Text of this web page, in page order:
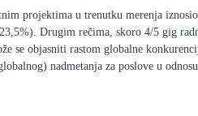
projektima u trenutku merenja
Drugim rečima, skoro 4/5 gig
se objasniti rastom globalne
nadmetanja za poslove u